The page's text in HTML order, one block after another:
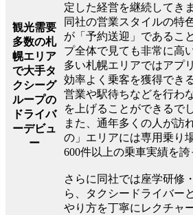
観光需要
多数の札
幌エリア
で大手タ
クシーグ
ループの
ドライバ
ーデビュ
ー
定した経営を継続してき
同社の営業スタイルの特
が「予約送迎」であるこ
プ全体で見ても非常に高
多い札幌エリアではアプ
効率よく乗客を獲得でき
営業や駅待ちなどを行わ
を上げることができるで
また、通年多くの人が訪
の」エリアには専用乗り
600件以上の乗車実績を誇
さらに同社では座学研修
ら、タクシードライバー
やり方を丁寧にレクチャ